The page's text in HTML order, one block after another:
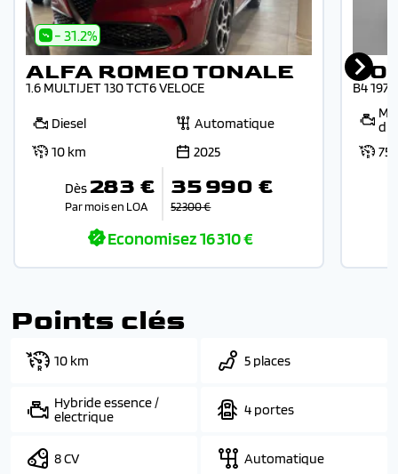
- 31.2%
ALFA ROMEO TONALE
1.6 MULTIJET 130 TCT6 VELOCE
Diesel
Automatique
10 km
2025
Dès 283 €
Par mois en LOA
35 990 €
52 300 €
Economisez16 310 €
B4 197
Points clés
10 km 5 places
Hybride essence /
electrique
4 portes
8 CV Automatique